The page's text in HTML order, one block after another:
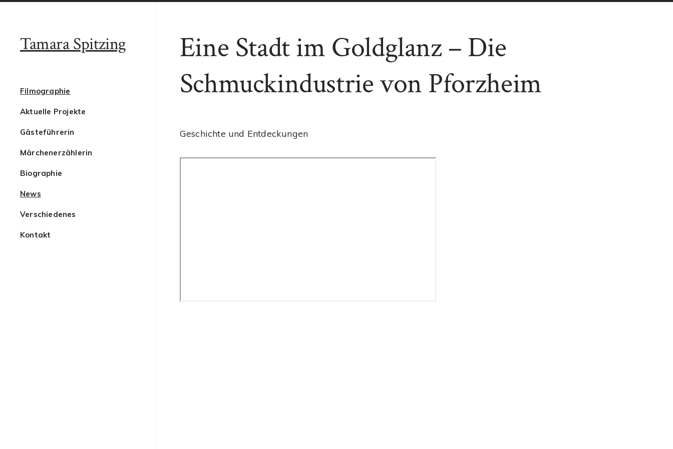
Tamara Spitzing
Filmographie
Aktuelle Projekte
Gästeführerin
Märchenerzählerin
Biographie
News
Verschiedenes
Kontakt
Eine Stadt im Goldglanz – Die
Schmuckindustrie von Pforzheim
Geschichte und Entdeckungen